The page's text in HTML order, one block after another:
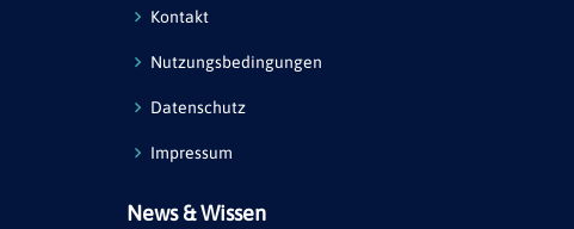
Kontakt
Nutzungsbedingungen
Datenschutz
Impressum
News & Wissen